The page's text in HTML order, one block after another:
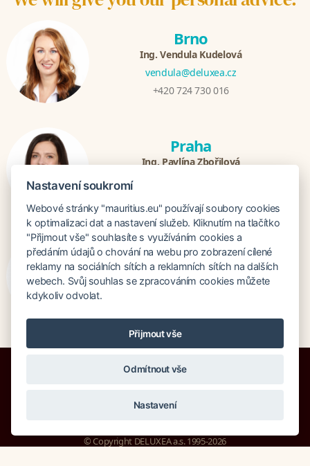
Brno
Ing. Vendula Kudelová
vendula@deluxea.cz
+420 724 730 016
Praha
Ing. Pavlína Zbořilová
Bratislava
Katarina Hutníková
katarina@deluxea.sk
Bankruptcy insurance 125 000 000 CZK
Cookies
© Copyright DELUXEA a.s. 1995-2026
Nastavení soukromí
Webové stránky "mauritius.eu" používají soubory cookies
k optimalizaci dat a nastavení služeb. Kliknutím na tlačítko
"Přijmout vše" souhlasíte s využíváním cookies a
předáním údajů o chování na webu pro zobrazení cílené
reklamy na sociálních sítích a reklamních sítích na dalších
webech. Svůj souhlas se zpracováním cookies můžete
kdykoliv odvolat.
Přijmout vše
Odmítnout vše
Nastavení